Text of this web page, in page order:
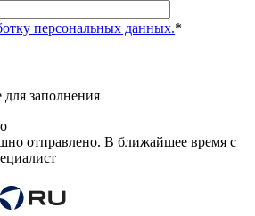
персональных данных.*
для заполнения
отправлено. В ближайшее время с